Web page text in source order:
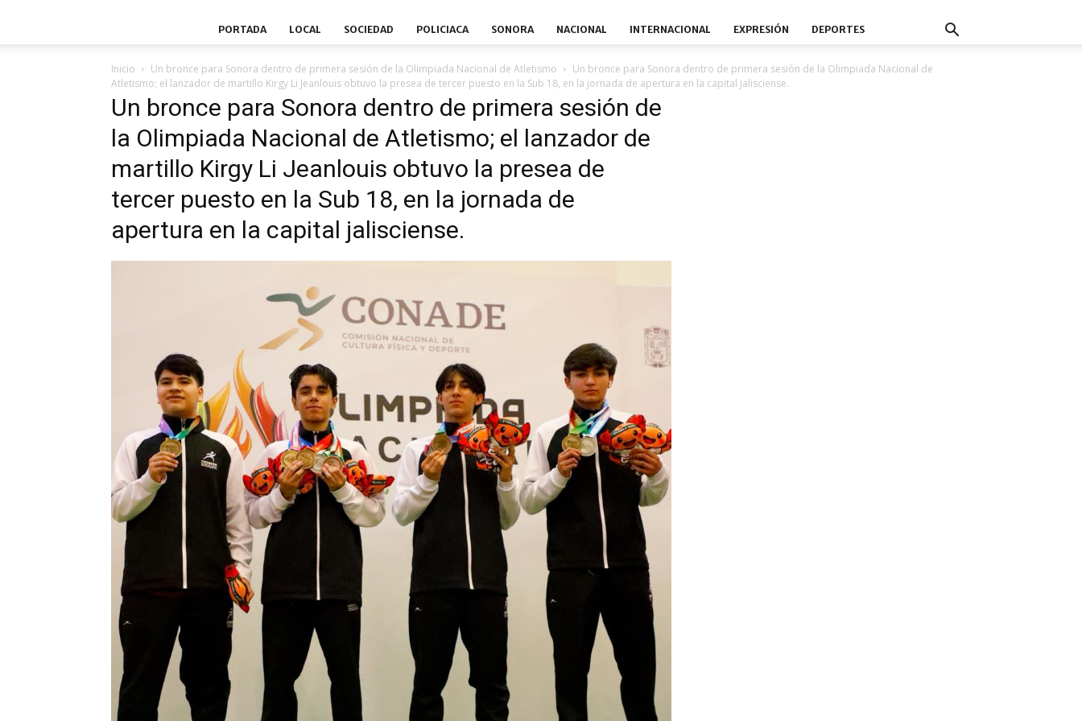
PORTADA LOCAL SOCIEDAD POLICIACA SONORA NACIONAL INTERNACIONAL EXPRESIÓN DEPORTES
Inicio Un bronce para Sonora dentro de primera sesión de la Olimpiada Nacional de Atletismo
Un bronce para Sonora dentro de primera sesión de la Olimpiada Nacional de
Atletismo; el lanzador de martillo Kirgy Li Jeanlouis obtuvo la presea de tercer puesto en la Sub 18, en la jornada de apertura en la capital jalisciense.
Un bronce para Sonora dentro de primera sesión de
la Olimpiada Nacional de Atletismo; el lanzador de
martillo Kirgy Li Jeanlouis obtuvo la presea de
tercer puesto en la Sub 18, en la jornada de
apertura en la capital jalisciense.